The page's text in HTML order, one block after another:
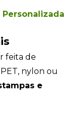
Personalizada
feita de
nylon ou
e